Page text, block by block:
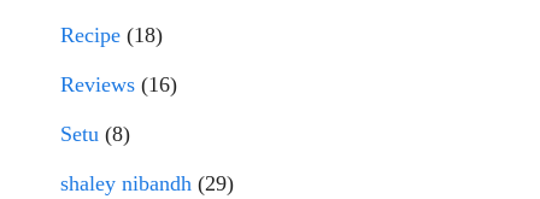
Recipe (18)
Reviews (16)
Setu (8)
shaley nibandh (29)